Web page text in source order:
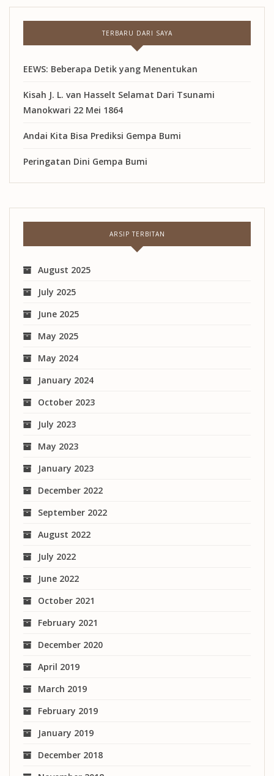
TERBARU DARI SAYA
EEWS: Beberapa Detik yang Menentukan
Kisah J. L. van Hasselt Selamat Dari Tsunami
Manokwari 22 Mei 1864
Andai Kita Bisa Prediksi Gempa Bumi
Peringatan Dini Gempa Bumi
ARSIP TERBITAN
August 2025
July 2025
June 2025
May 2025
May 2024
January 2024
October 2023
July 2023
May 2023
January 2023
December 2022
September 2022
August 2022
July 2022
June 2022
October 2021
February 2021
December 2020
April 2019
March 2019
February 2019
January 2019
December 2018